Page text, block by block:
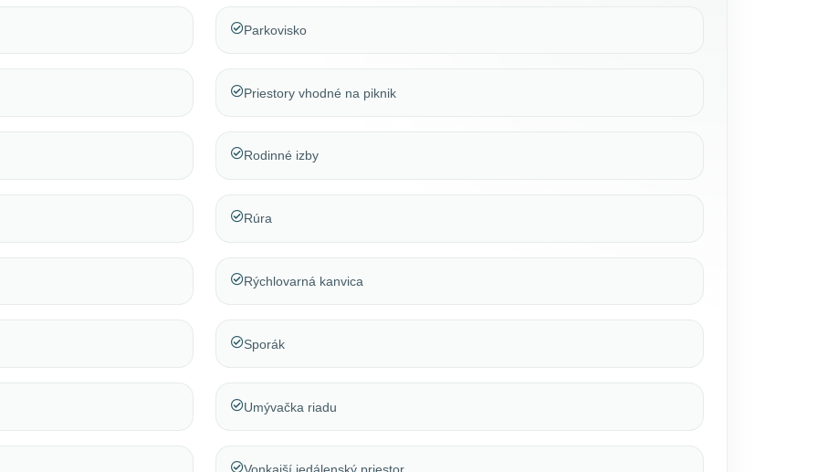
Parkovisko
Priestory vhodné na piknik
Rodinné izby
Rúra
Rýchlovarná kanvica
Sporák
Umývačka riadu